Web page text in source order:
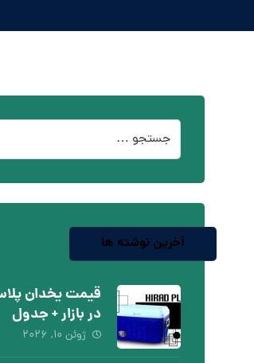
آخرین نوشته ها
در بازار + جدول
ژوئن ۱۰, ۲۰۲۶